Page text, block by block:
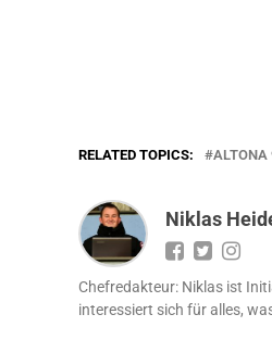
RELATED TOPICS: ALTONA
Niklas
Chefredakteur: Niklas ist
interessiert sich für alles,